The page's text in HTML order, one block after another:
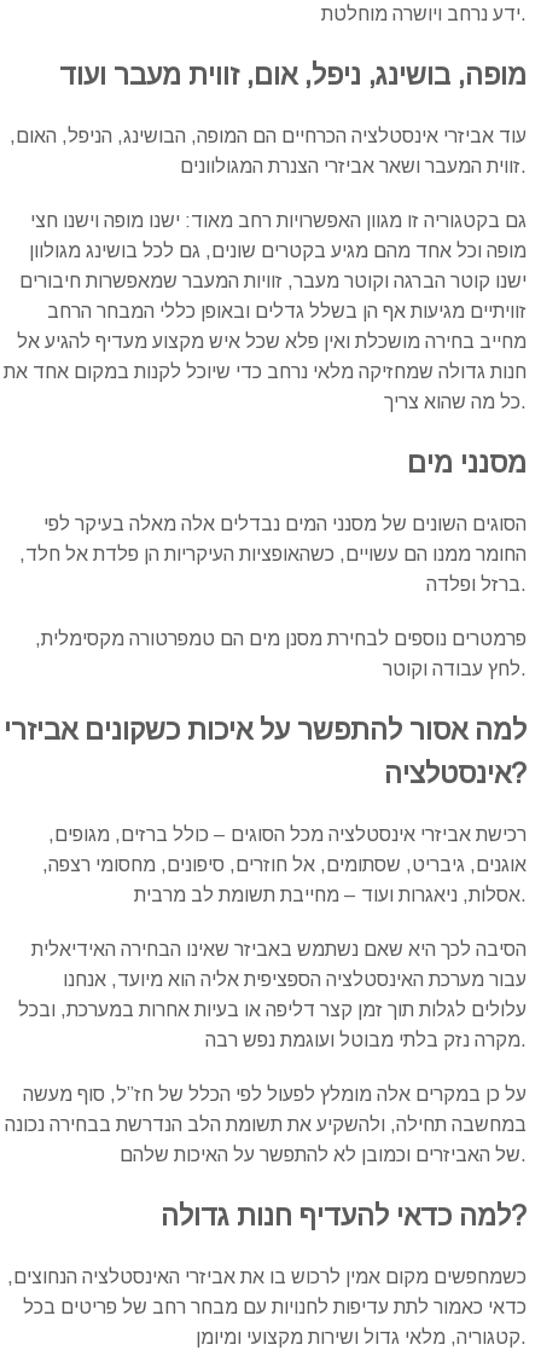
ידע נרחב ויושרה מוחלטת.
מופה,בושינג, ניפל,אום,זווית מעבר ועוד
עוד אביזרי אינסטלציה הכרחיים הם המופה, הבושינג, הניפל, האום,
זווית המעבר ושאר אביזרי הצנרת המגולוונים.
גם בקטגוריה זו מגוון האפשרויות רחב מאוד: ישנו מופה וישנו חצי
מופה וכל אחד מהם מגיע בקטרים שונים, גם לכל בושינג מגולוון
ישנו קוטר הברגה וקוטר מעבר, זוויות המעבר שמאפשרות חיבורים
זוויתיים מגיעות אף הן בשלל גדלים ובאופן כללי המבחר הרחב
מחייב בחירה מושכלת ואין פלא שכל איש מקצוע מעדיף להגיע אל
חנות גדולה שמחזיקה מלאי נרחב כדי שיוכל לקנות במקום אחד את
כל מה שהוא צריך.
מסנני מים
הסוגים השונים של מסנני המים נבדלים אלה מאלה בעיקר לפי
החומר ממנו הם עשויים, כשהאופציות העיקריות הן פלדת אל חלד,
ברזל ופלדה.
פרמטרים נוספים לבחירת מסנן מים הם טמפרטורה מקסימלית,
לחץ עבודה וקוטר.
למה אסור להתפשר על איכות כשקונים אביזרי
אינסטלציה?
רכישת אביזרי אינסטלציה מכל הסוגים – כולל ברזים, מגופים,
אוגנים, גיבריט, שסתומים, אל חוזרים, סיפונים, מחסומי רצפה,
אסלות, ניאגרות ועוד – מחייבת תשומת לב מרבית.
הסיבה לכך היא שאם נשתמש באביזר שאינו הבחירה האידיאלית
עבור מערכת האינסטלציה הספציפית אליה הוא מיועד, אנחנו
עלולים לגלות תוך זמן קצר דליפה או בעיות אחרות במערכת, ובכל
מקרה נזק בלתי מבוטל ועוגמת נפש רבה.
על כן במקרים אלה מומלץ לפעול לפי הכלל של חז”ל, סוף מעשה
במחשבה תחילה, ולהשקיע את תשומת הלב הנדרשת בבחירה נכונה
של האביזרים וכמובן לא להתפשר על האיכות שלהם.
למה כדאי להעדיף חנות גדולה ?
כשמחפשים מקום אמין לרכוש בו את אביזרי האינסטלציה הנחוצים,
כדאי כאמור לתת עדיפות לחנויות עם מבחר רחב של פריטים בכל
קטגוריה, מלאי גדול ושירות מקצועי ומיומן.